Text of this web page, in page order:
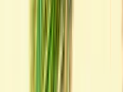
lijsten, inclusief de
respectieve
BTW), dan kunt u
terug met het beste